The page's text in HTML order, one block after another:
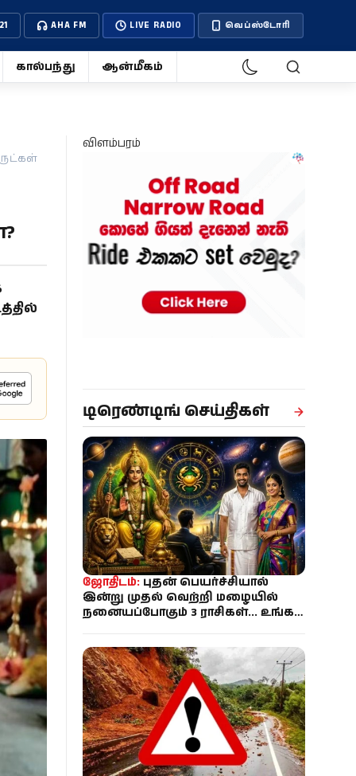
AHA FM LIVE RADIO வெப்ஸ்டோரி
கால்பந்து ஆன்மீகம்
விளம்பரம்
டிரெண்டிங் செய்திகள்
ஜோதிடம்: புதன் பெயர்ச்சியால்
இன்று முதல் வெற்றி மழையில்
நனையப்போகும் 3 ராசிகள்... உங்க